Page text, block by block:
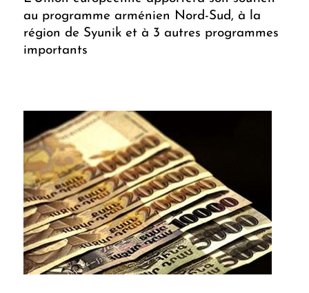
au programme arménien Nord-Sud, à la
région de Syunik et à 3 autres programmes
importants